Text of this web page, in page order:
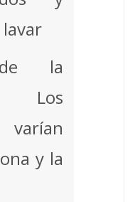
de la
Los
y la